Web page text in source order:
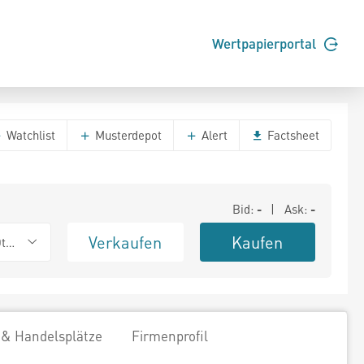
Wertpapierportal
Watchlist Musterdepot Alert Factsheet
Bid: - | Ask: -
OTC Verkaufen Kaufen
Handelsplätze Firmenprofil